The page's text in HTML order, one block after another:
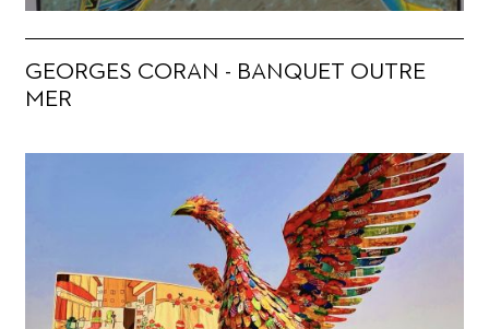
GEORGES CORAN - BANQUET OUTRE
MER